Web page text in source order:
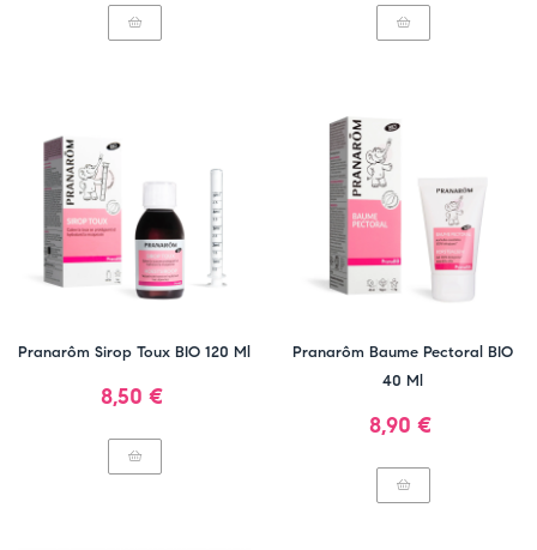
Pranarôm Sirop Toux BIO 120 Ml
Prix
8,50 €
Pranarôm Baume Pectoral BIO
40 Ml
Prix
8,90 €